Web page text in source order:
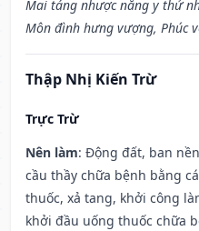
Mai táng nhược năng y thử
Môn đình hưng vượng, Phúc
Thập Nhị Kiến Trừ
Trực Trừ
Nên làm: Động đất, ban
cầu thầy chữa bệnh bằng
thuốc, xả tang, khởi công
khởi đầu uống thuốc chữa